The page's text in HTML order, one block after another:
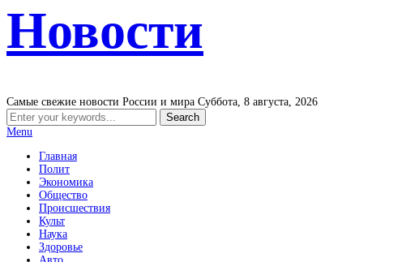
Новости
Самые свежие новости России и мира Суббота, 8 августа, 2026
Menu
Главная
Полит
Экономика
Общество
Происшествия
Культ
Наука
Здоровье